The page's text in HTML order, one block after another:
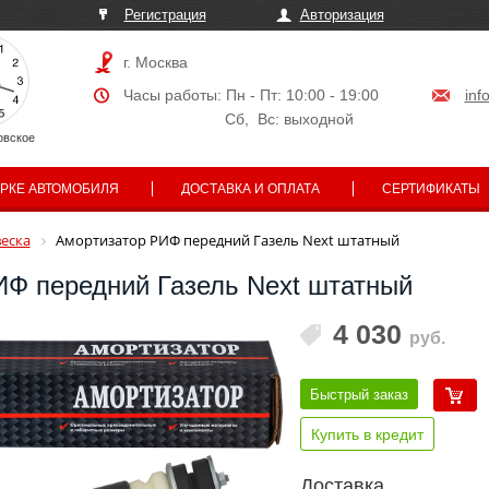
Регистрация Авторизация
г. Москва
Часы работы: Пн - Пт: 10:00 - 19:00
Сб, Вс: выходной
АВТОМОБИЛЯ ДОСТАВКА И ОПЛАТА СЕРТИФИКАТЫ
Амортизатор РИФ передний Газель Next штатный
передний Газель Next штатный
4 030 руб.
Быстрый заказ
Купить в кредит